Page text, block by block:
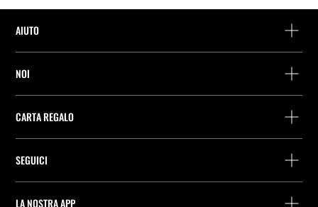
AIUTO
Rintraccia il tuo ordine
Ricerca dei punti di consegna
Preferenze per i cookie
NOI
Società
Company Profile
CARTA REGALO
Acquisto Carta Regalo
SEGUICI
LA NOSTRA APP